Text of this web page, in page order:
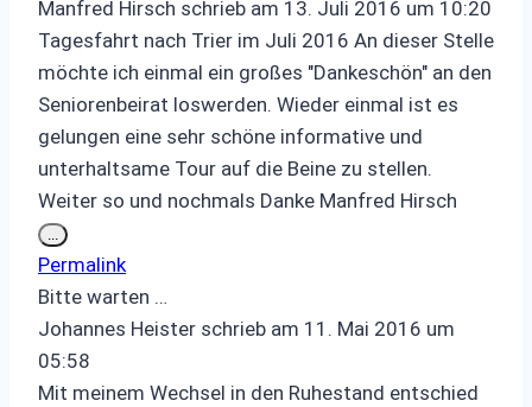
Manfred Hirsch schrieb am 13. Juli 2016 um 10:20
Tagesfahrt nach Trier im Juli 2016 An dieser Stelle
möchte ich einmal ein großes "Dankeschön" an den
Seniorenbeirat loswerden. Wieder einmal ist es
gelungen eine sehr schöne informative und
unterhaltsame Tour auf die Beine zu stellen.
Weiter so und nochmals Danke Manfred Hirsch
... Diese
Metabox
ein-/ausblenden.
Permalink
Bitte warten …
Johannes Heister schrieb am 11. Mai 2016 um
05:58
Mit meinem Wechsel in den Ruhestand entschied